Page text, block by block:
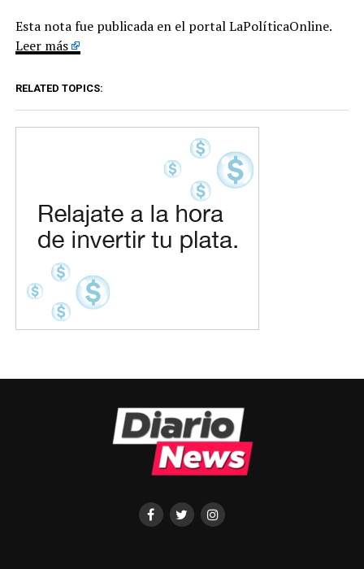
Esta nota fue publicada en el portal LaPolíticaOnline.
Leer más
RELATED TOPICS: